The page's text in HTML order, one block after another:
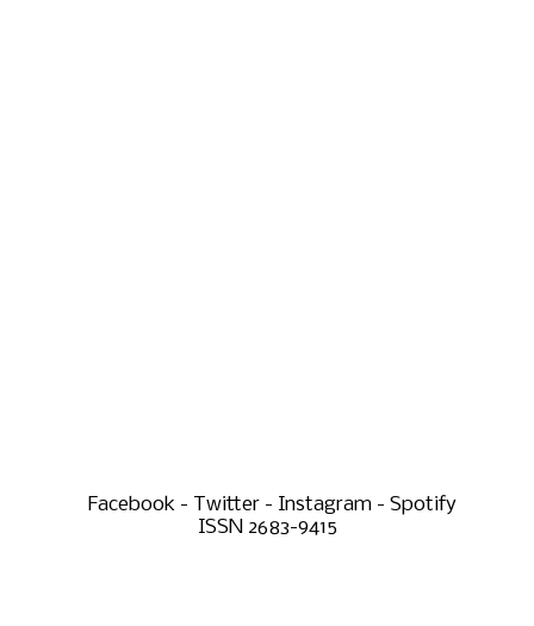
Facebook - Twitter - Instagram - Spotify
ISSN 2683-9415